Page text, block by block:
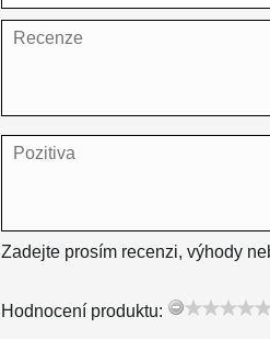
Zadejte prosím recenzi, výhody
Hodnocení produktu: